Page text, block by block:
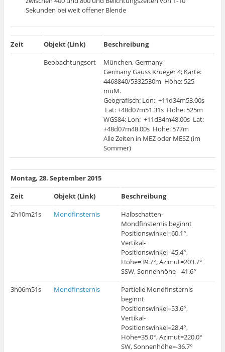
Sekunden bei weit offener Blende
Zeit Objekt (Link)
Beschreibung
Beobachtungsort
München, Germany
Germany Gauss Krueger 4; Karte:
4468840/5332530m Höhe: 525
müM.
Geografisch: Lon: +11d34m53.00s
Lat: +48d07m51.31s Höhe: 525m
WGS84: Lon: +11d34m48.00s Lat:
+48d07m48.00s Höhe: 577m
Alle Zeiten in MEZ oder MESZ (im
Sommer)
Montag, 28. September 2015
Zeit
Objekt (Link)
Beschreibung
2h10m21s
Mondfinsternis
Halbschatten-
Mondfinsternis beginnt
Positionswinkel=60.1°,
Vertikal-
Positionswinkel=45.4°,
Höhe=39.7°, Azimut=203.7°
SSW, Sonnenhöhe=-41.6°
3h06m51s
Mondfinsternis
Partielle Mondfinsternis
beginnt
Positionswinkel=53.6°,
Vertikal-
Positionswinkel=28.4°,
Höhe=35.0°, Azimut=220.0°
SW, Sonnenhöhe=-36.7°